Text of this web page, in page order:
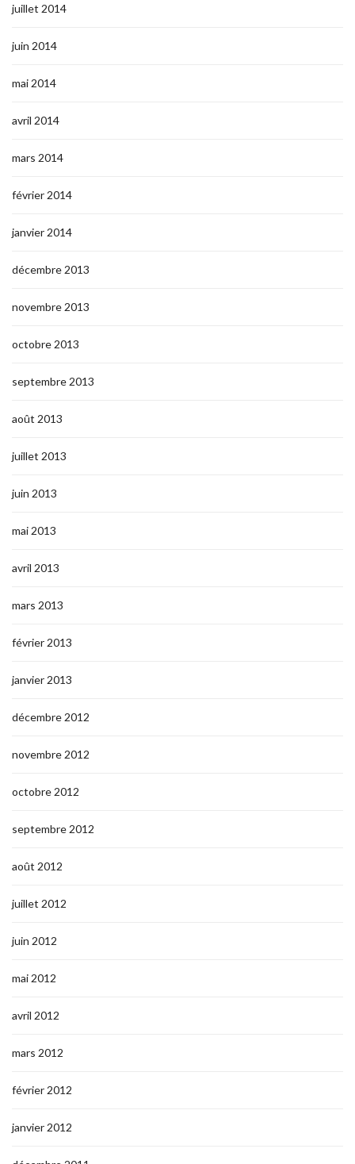
juillet 2014
juin 2014
mai 2014
avril 2014
mars 2014
février 2014
janvier 2014
décembre 2013
novembre 2013
octobre 2013
septembre 2013
août 2013
juillet 2013
juin 2013
mai 2013
avril 2013
mars 2013
février 2013
janvier 2013
décembre 2012
novembre 2012
octobre 2012
septembre 2012
août 2012
juillet 2012
juin 2012
mai 2012
avril 2012
mars 2012
février 2012
janvier 2012